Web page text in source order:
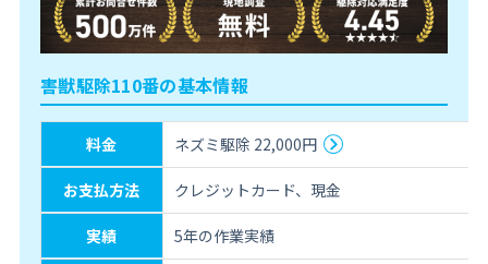
害獣駆除110番の基本情報
料金 ネズミ駆除 22,000円
お支払方法 クレジットカード、現金
実績 5年の作業実績